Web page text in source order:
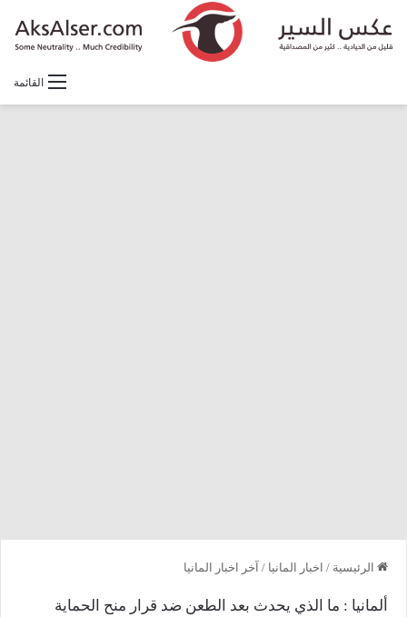
القائمة
الرئيسية / اخبار المانيا / آخر اخبار المانيا
ألمانيا : ما الذي يحدث بعد الطعن ضد قرار منح الحماية